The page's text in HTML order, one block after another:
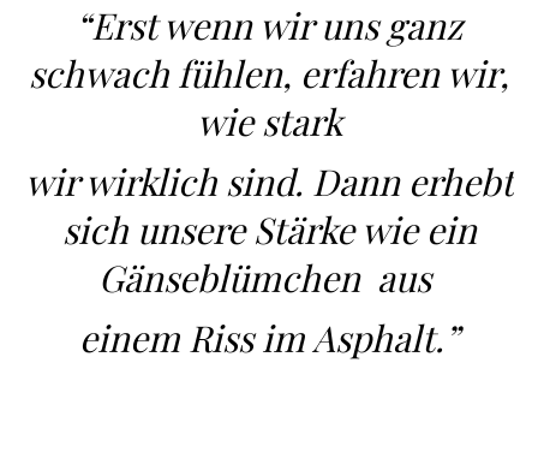
“Erst wenn wir uns ganz
schwach fühlen, erfahren wir,
wie stark
wir wirklich sind. Dann erhebt
sich unsere Stärke wie ein
Gänseblümchen aus
einem Riss im Asphalt.”